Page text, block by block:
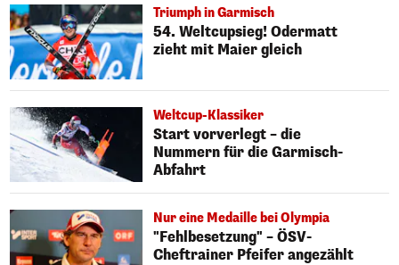
Triumph in Garmisch
54. Weltcupsieg! Odermatt
zieht mit Maier gleich
Weltcup-Klassiker
Start vorverlegt – die
Nummern für die Garmisch-
Abfahrt
Nur eine Medaille bei Olympia
"Fehlbesetzung" – ÖSV-
Cheftrainer Pfeifer angezählt